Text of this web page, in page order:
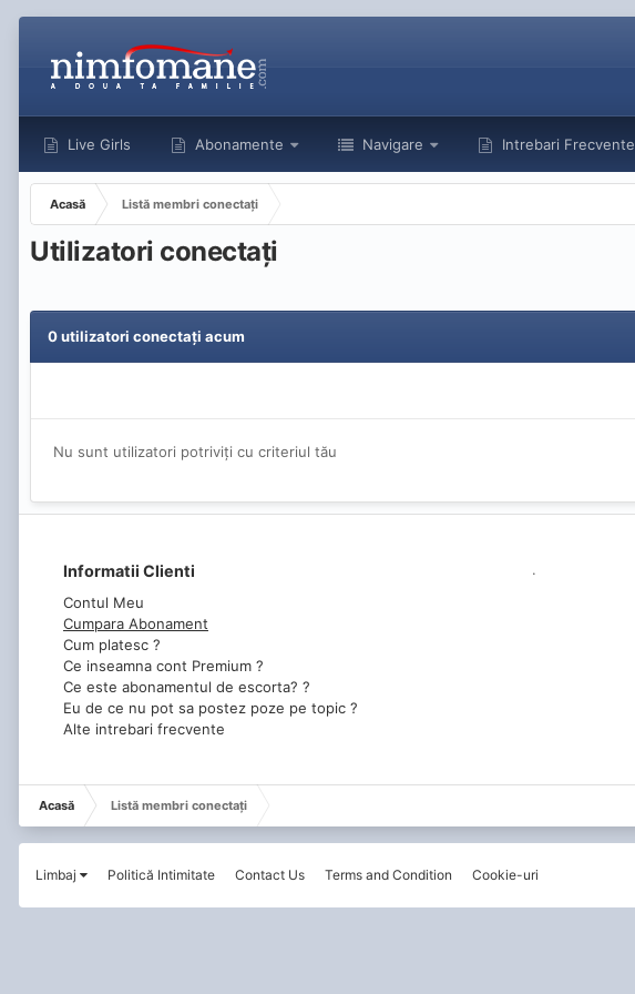
Live Girls Abonamente Navigare Intrebari Frecvente
Acasă Listă membri conectați
Utilizatori conectați
0 utilizatori conectați acum
Nu sunt utilizatori potriviți cu criteriul tău
Informatii Clienti
Contul Meu
Cumpara Abonament
Cum platesc ?
Ce inseamna cont Premium ?
Ce este abonamentul de escorta? ?
Eu de ce nu pot sa postez poze pe topic ?
Alte intrebari frecvente
.
Acasă Listă membri conectați
Limbaj Politică Intimitate Contact Us Terms and Condition Cookie-uri